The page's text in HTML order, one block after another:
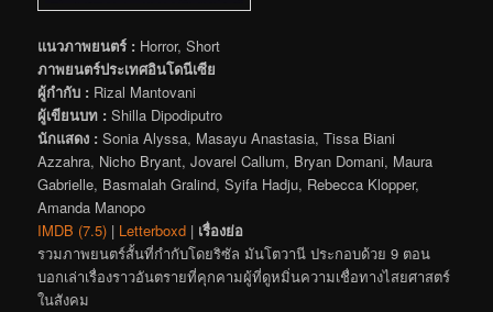
แนวภาพยนตร์ : Horror, Short
ภาพยนตร์ประเทศอินโดนีเซีย
ผู้กำกับ : Rizal Mantovani
ผู้เขียนบท : Shilla Dipodiputro
นักแสดง : Sonia Alyssa, Masayu Anastasia, Tissa Biani
Azzahra, Nicho Bryant, Jovarel Callum, Bryan Domani, Maura
Gabrielle, Basmalah Gralind, Syifa Hadju, Rebecca Klopper,
Amanda Manopo
IMDB (7.5) | Letterboxd | เรื่องย่อ
รวมภาพยนตร์สั้นที่กำกับโดยริซัล มันโตวานี ประกอบด้วย 9 ตอน
บอกเล่าเรื่องราวอันตรายที่คุกคามผู้ที่ดูหมิ่นความเชื่อทางไสยศาสตร์
ในสังคม